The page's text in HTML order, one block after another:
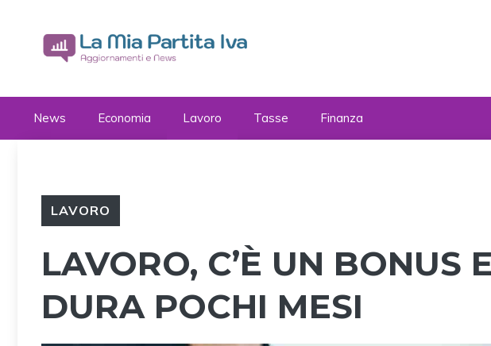
contenuto
News Economia Lavoro Tasse Finanza
LAVORO
LAVORO, C’È UN BONUS
DURA POCHI MESI